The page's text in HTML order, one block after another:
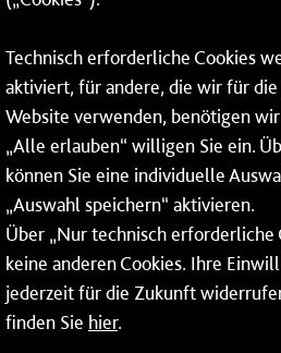
Rheinallee 41
55118 Mainz
Tel.:06131 - 12 78 78
Fax: 06131 - 12 78 77
Technisch erforderliche Cookies
aktiviert, für andere, die wir für die
Website verwenden, benötigen
„Alle erlauben“ willigen Sie ein.
können Sie eine individuelle
„Auswahl speichern“ aktivieren.
Über „Nur technisch erforderliche
keine anderen Cookies. Ihre
jederzeit für die Zukunft
finden Sie hier.